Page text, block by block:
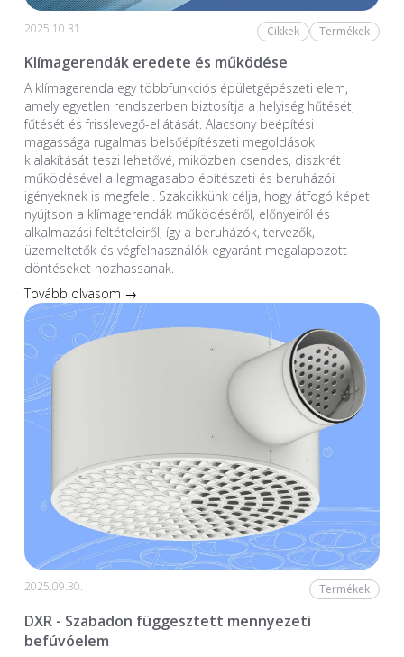
2025.10.31. Cikkek Termékek
Klímagerendák eredete és működése
A klímagerenda egy többfunkciós épületgépészeti elem,
amely egyetlen rendszerben biztosítja a helyiség hűtését,
fűtését és frisslevegő-ellátását. Alacsony beépítési
magassága rugalmas belsőépítészeti megoldások
kialakítását teszi lehetővé, miközben csendes, diszkrét
működésével a legmagasabb építészeti és beruházói
igényeknek is megfelel. Szakcikkünk célja, hogy átfogó képet
nyújtson a klímagerendák működéséről, előnyeiről és
alkalmazási feltételeiről, így a beruházók, tervezők,
üzemeltetők és végfelhasználók egyaránt megalapozott
döntéseket hozhassanak.
Tovább olvasom →
2025.09.30. Termékek
DXR - Szabadon függesztett mennyezeti
befúvóelem